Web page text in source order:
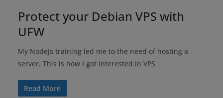
Protect your Debian VPS with
UFW
My NodeJs training led me to the need of hosting a
server. This is how I got interested in VPS
Read More